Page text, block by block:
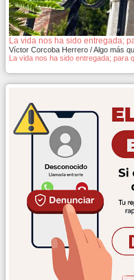
La vida nos ha sido entregada;
Víctor Corcoba Herrero / Algo más
La vida nos ha sido entregada; para